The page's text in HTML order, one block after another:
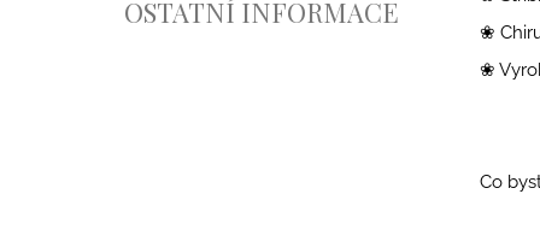
OSTATNÍ INFORMACE
❀
❀
Co